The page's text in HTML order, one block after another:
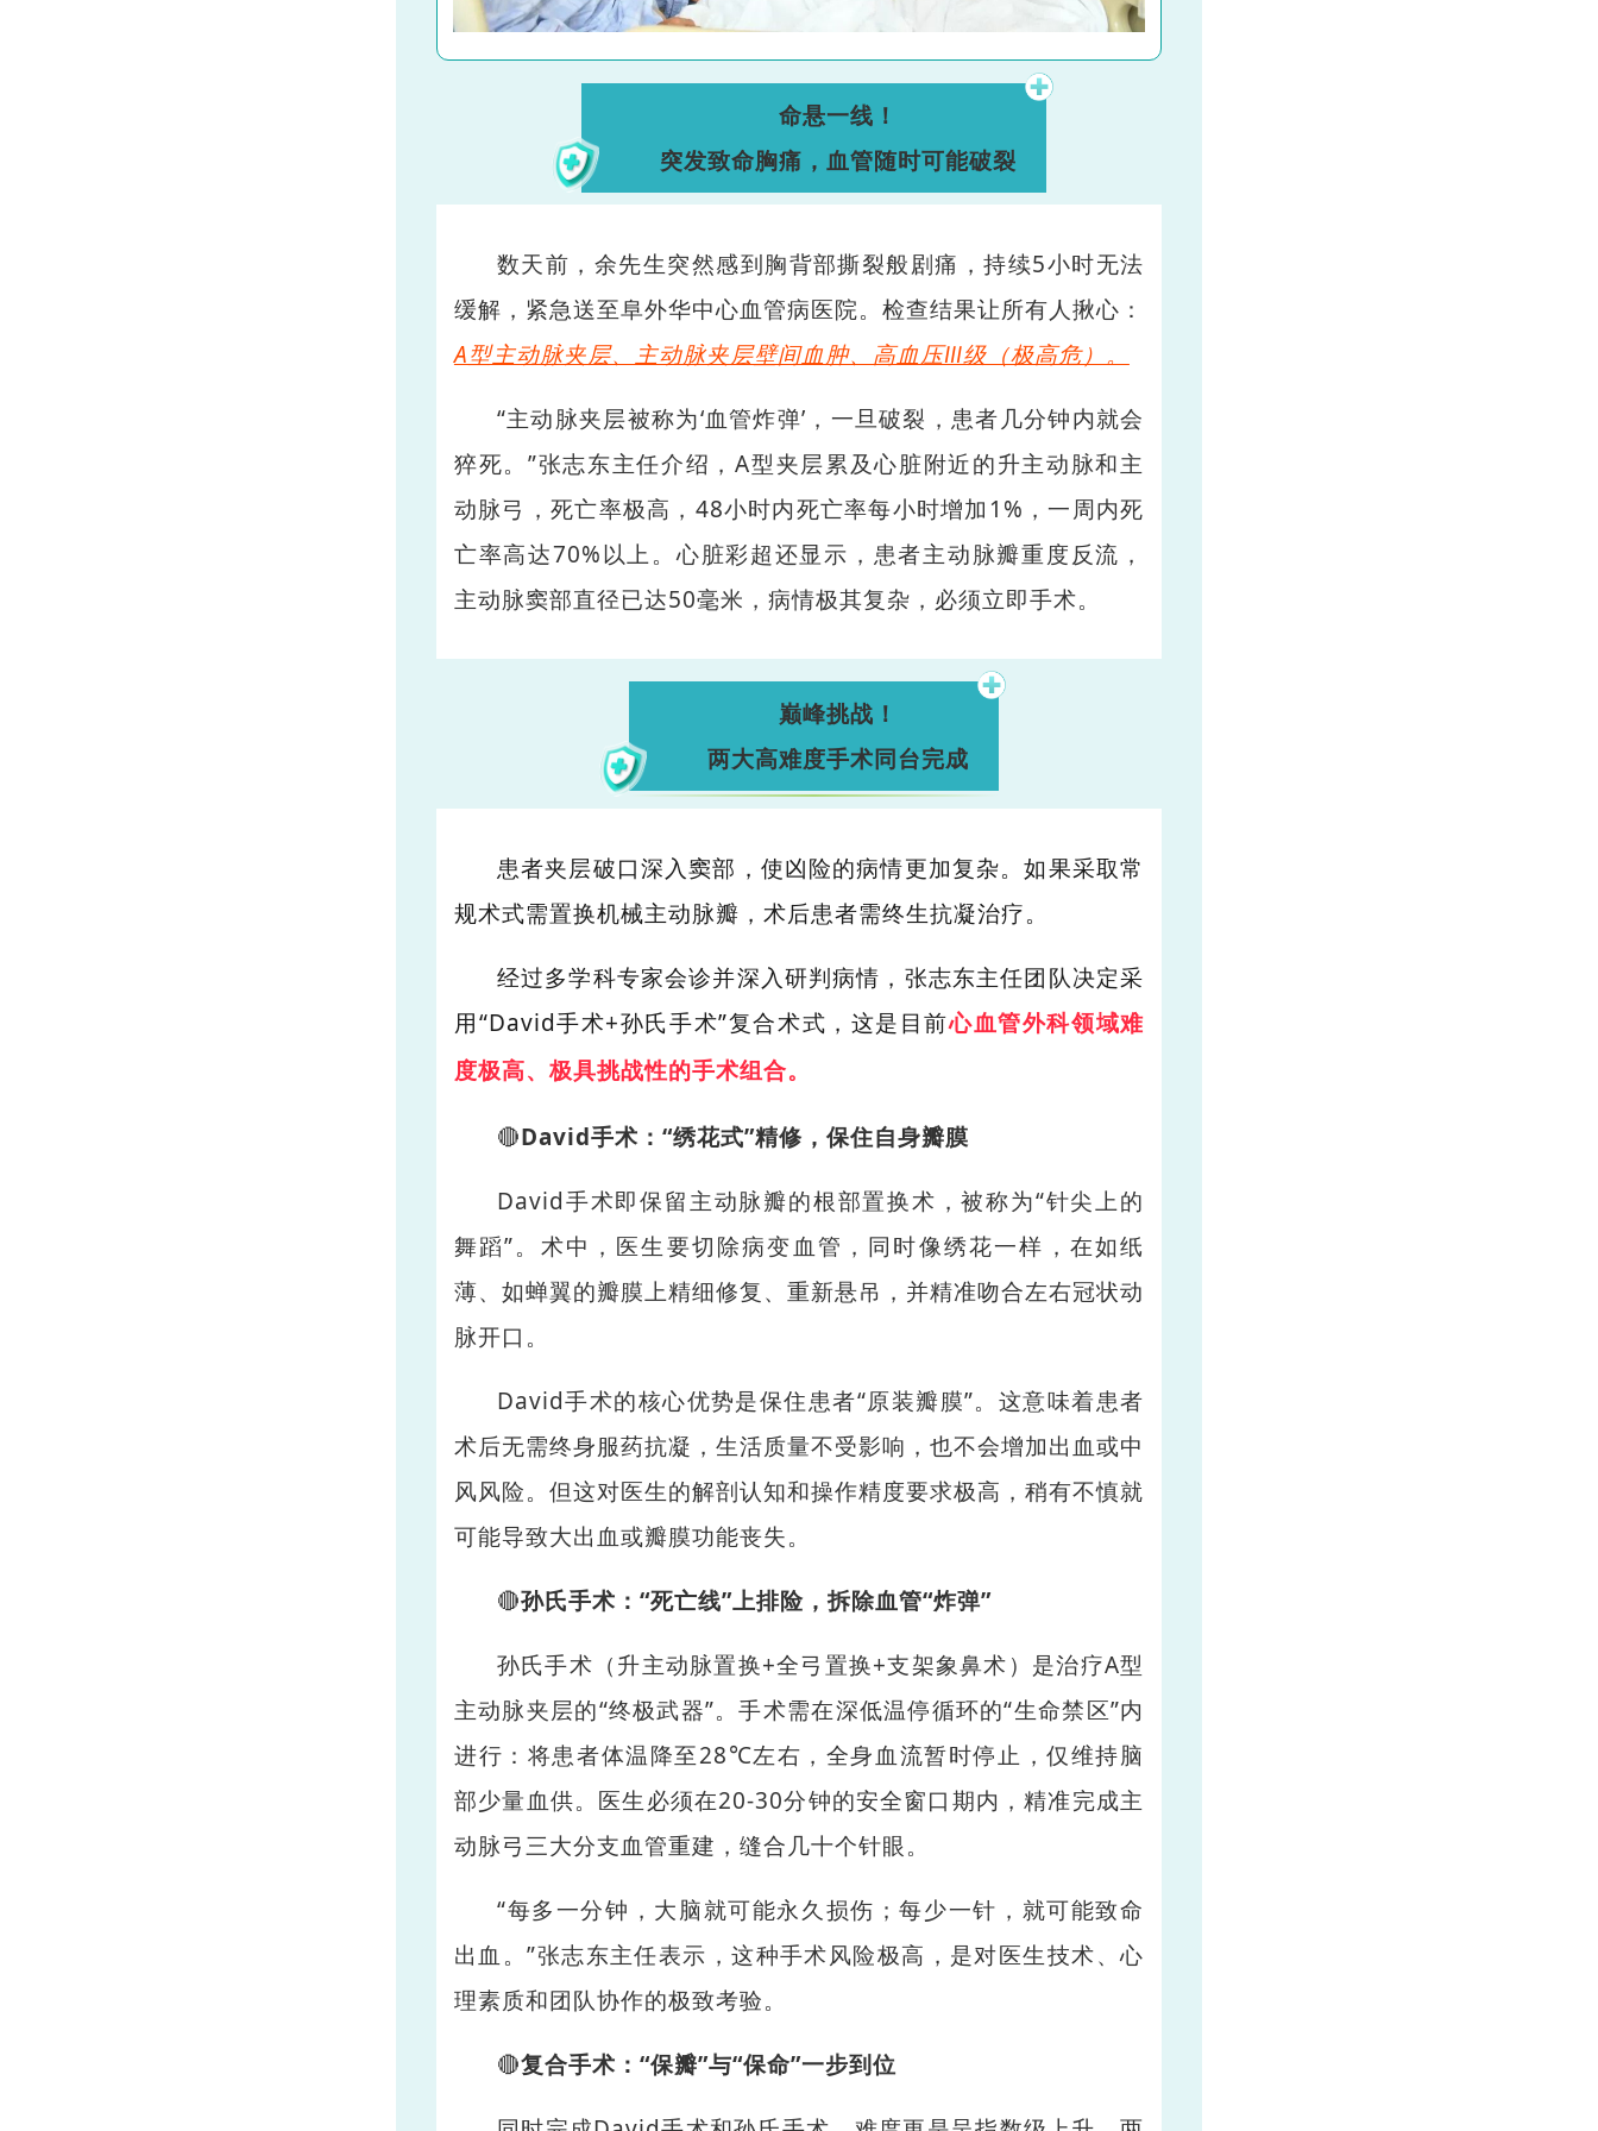
命悬一线！
突发致命胸痛，血管随时可能破裂
数天前，余先生突然感到胸背部撕裂般剧痛，持续5小时无法
缓解，紧急送至阜外华中心血管病医院。检查结果让所有人揪心：
A型主动脉夹层、主动脉夹层壁间血肿、高血压Ⅲ级（极高危）。
“主动脉夹层被称为‘血管炸弹’，一旦破裂，患者几分钟内就会
猝死。”张志东主任介绍，A型夹层累及心脏附近的升主动脉和主
动脉弓，死亡率极高，48小时内死亡率每小时增加1%，一周内死
亡率高达70%以上。心脏彩超还显示，患者主动脉瓣重度反流，
主动脉窦部直径已达50毫米，病情极其复杂，必须立即手术。
巅峰挑战！
两大高难度手术同台完成
患者夹层破口深入窦部，使凶险的病情更加复杂。如果采取常
规术式需置换机械主动脉瓣，术后患者需终生抗凝治疗。
经过多学科专家会诊并深入研判病情，张志东主任团队决定采
用“David手术+孙氏手术”复合术式，这是目前心血管外科领域难
度极高、极具挑战性的手术组合。
🔴David手术：“绣花式”精修，保住自身瓣膜
David手术即保留主动脉瓣的根部置换术，被称为“针尖上的
舞蹈”。术中，医生要切除病变血管，同时像绣花一样，在如纸
薄、如蝉翼的瓣膜上精细修复、重新悬吊，并精准吻合左右冠状动
脉开口。
David手术的核心优势是保住患者“原装瓣膜”。这意味着患者
术后无需终身服药抗凝，生活质量不受影响，也不会增加出血或中
风风险。但这对医生的解剖认知和操作精度要求极高，稍有不慎就
可能导致大出血或瓣膜功能丧失。
🔴孙氏手术：“死亡线”上排险，拆除血管“炸弹”
孙氏手术（升主动脉置换+全弓置换+支架象鼻术）是治疗A型
主动脉夹层的“终极武器”。手术需在深低温停循环的“生命禁区”内
进行：将患者体温降至28℃左右，全身血流暂时停止，仅维持脑
部少量血供。医生必须在20-30分钟的安全窗口期内，精准完成主
动脉弓三大分支血管重建，缝合几十个针眼。
“每多一分钟，大脑就可能永久损伤；每少一针，就可能致命
出血。”张志东主任表示，这种手术风险极高，是对医生技术、心
理素质和团队协作的极致考验。
🔴复合手术：“保瓣”与“保命”一步到位